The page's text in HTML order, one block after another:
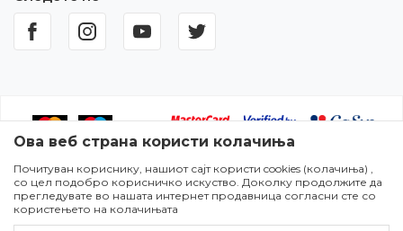
Настојуваме да бидеме што попрецизни во описот на
производите,прикажувањето на сликите и самите цени,но не
можеме да гарантираме дека сите информации се комплетни и
без грешки. Сите артикли прикажани на сајтот се дел од нашата
Ова веб страна користи колачиња
Почитуван кориснику, нашиот сајт користи cookies (колачиња) ,
со цел подобро корисничко искуство. Доколку продолжите да
прегледувате во нашата интернет продавница согласни сте со
користењето на колачињата